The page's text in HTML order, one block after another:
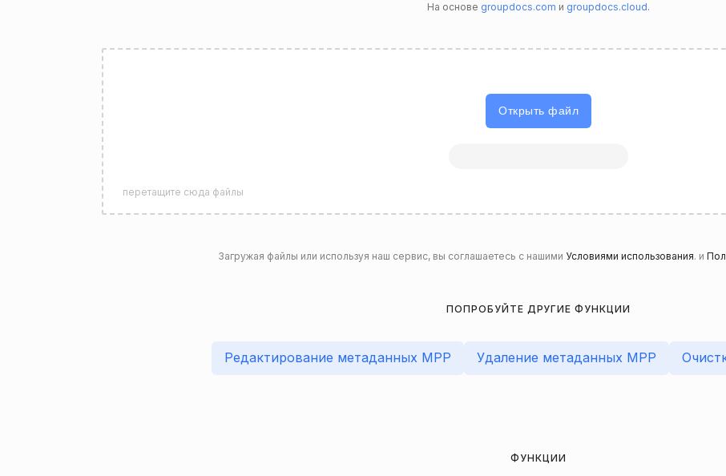
На основе groupdocs.com и groupdocs.cloud.
Открыть файл
перетащите сюда файлы
Загружая файлы или используя наш сервис, вы соглашаетесь с нашими Условиями использования. и
ПОПРОБУЙТЕ ДРУГИЕ ФУНКЦИИ
Редактирование метаданных MPP Удаление метаданных MPP
ФУНКЦИИ